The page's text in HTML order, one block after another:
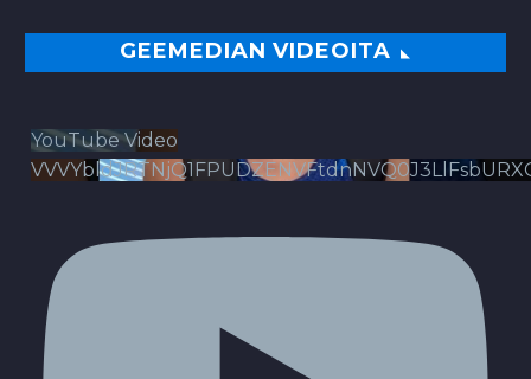
GEEMEDIAN VIDEOITA
YouTube Video